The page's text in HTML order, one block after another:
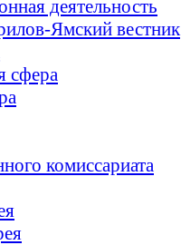
деятельность
Ямский вестник
сфера
комиссариата